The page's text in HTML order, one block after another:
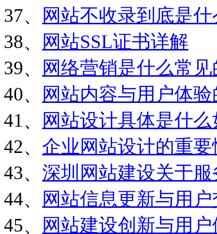
37、
网站不收录到底是
38、
网站SSL证书详解
39、
网络营销是什么常
40、
网站内容与用户体
41、
网站设计具体是什
42、 企业网站设计的重要
43、 深圳网站建设关于
44、
网站信息更新与用
45、
网站建设创新与用